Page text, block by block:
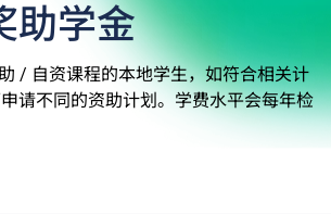
助学金
/ 自资课程的本地学生，如符合相关计
请不同的资助计划。学费水平会每年检